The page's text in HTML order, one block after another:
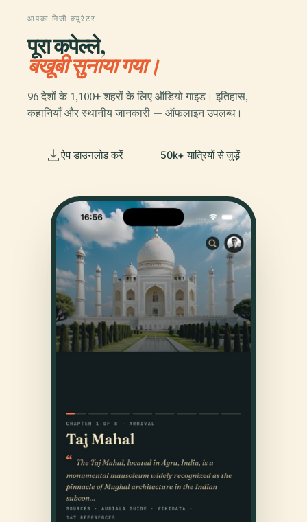
आपका निजी क्यूरेटर
पूरा कपेल्ले,
बखूबी सुनाया गया।
96 देशों के 1,100+ शहरों के लिए ऑडियो गाइड। इतिहास,
कहानियाँ और स्थानीय जानकारी — ऑफलाइन उपलब्ध।
ऐप डाउनलोड करें 50k+ यात्रियों से जुड़ें